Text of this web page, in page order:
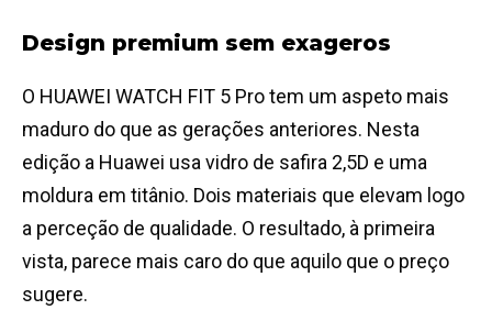
Design premium sem exageros
O HUAWEI WATCH FIT 5 Pro tem um aspeto mais
maduro do que as gerações anteriores. Nesta
edição a Huawei usa vidro de safira 2,5D e uma
moldura em titânio. Dois materiais que elevam logo
a perceção de qualidade. O resultado, à primeira
vista, parece mais caro do que aquilo que o preço
sugere.